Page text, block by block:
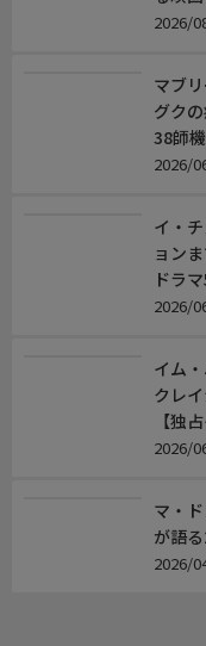
時は後漢末期、専横を
託した２本の宝剣、倚
を送り込み、青こう剣
息子、趙子龍（趙雲）
そこで、趙子龍は運命
あり、宿命のライバル
そして、後に蜀の初代
2026/
マブ
グク
38師機
2026/
イ・
ョン
ドラ
2026/
イム
クレ
【独
2026/
マ・
が語
2026/